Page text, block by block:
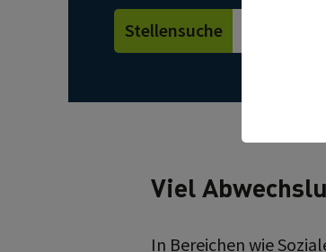
Stellensuche
Viel
In Bereichen wie